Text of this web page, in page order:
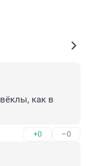
как в
+0 –0